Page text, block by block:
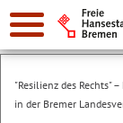
Suche:
"Resilienz des Rechts"
in der Bremer